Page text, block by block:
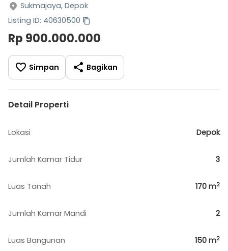
Sukmajaya, Depok
Listing ID: 40630500
Rp 900.000.000
Simpan Bagikan
Detail Properti
Lokasi Depok
Jumlah Kamar Tidur 3
Luas Tanah 170 m2
Jumlah Kamar Mandi 2
Luas Bangunan 150 m2